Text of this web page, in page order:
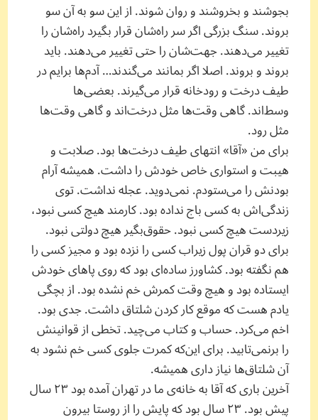
بجوشند و بخروشند و روان شوند. از این سو به آن سو
بروند. سنگ بزرگی اگر سر راه‌شان قرار بگیرد راه‌شان را
تغییر می‌دهند. جهت‌شان را حتی تغییر می‌دهند. باید
بروند و بروند. اصلا اگر بمانند می‌گندند… آدم‌ها برایم در
طیف درخت و رودخانه قرار می‌گیرند. بعضی‌ها
وسط‌اند. گاهی وقت‌ها مثل درخت‌اند و گاهی وقت‌ها
مثل رود.
برای من «آقا» انتهای طیف درخت‌ها بود. صلابت و
هیبت و استواری خاص خودش را داشت. همیشه آرام
بودنش را می‌ستودم. نمی‌دوید. عجله نداشت. توی
زندگی‌اش به کسی باج نداده بود. کارمند هیچ کسی نبود،
زیردست هیچ کسی نبود. حقوق‌بگیر هیچ دولتی نبود.
برای دو قران پول زیراب کسی را نزده بود و مجیز کسی را
هم نگفته بود. کشاورز ساده‌ای بود که روی پاهای خودش
ایستاده بود و هیچ وقت کمرش خم نشده بود. از بچگی
یادم هست که موقع کار کردن شلتاق داشت. جدی بود.
اخم می‌کرد. حساب و کتاب می‌چید. تخطی از قوانینش
را برنمی‌تابید. برای این‌که کمرت جلوی کسی خم نشود به
آن شلتاق‌ها نیاز داری همیشه.
آخرین باری که آقا به خانه‌ی ما در تهران آمده بود ۲۳ سال
پیش بود. ۲۳ سال بود که پایش را از روستا بیرون